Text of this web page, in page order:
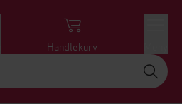
Handlekurv